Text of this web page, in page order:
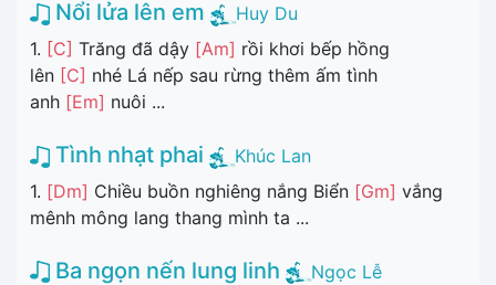
Nổi lửa lên em
Huy Du
1. [C] Trăng đã dậy [Am] rồi khơi bếp hồng
lên [C] nhé Lá nếp sau rừng thêm ấm tình
anh [Em] nuôi ...
Tình nhạt phai
Khúc Lan
1. [Dm] Chiều buồn nghiêng nắng Biển [Gm] vắng
mênh mông lang thang mình ta ...
Ba ngọn nến lung linh
Ngọc Lễ